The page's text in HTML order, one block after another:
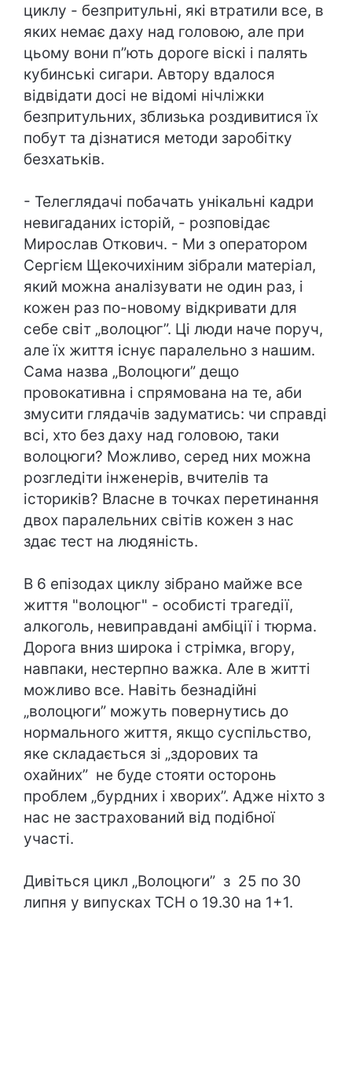
циклу - безпритульні, які втратили все, в
яких немає даху над головою, але при
цьому вони п”ють дороге віскі і палять
кубинські сигари. Автору вдалося
відвідати досі не відомі нічліжки
безпритульних, зблизька роздивитися їх
побут та дізнатися методи заробітку
безхатьків.
- Телеглядачі побачать унікальні кадри
невигаданих історій, - розповідає
Мирослав Откович. - Ми з оператором
Сергієм Щекочихіним зібрали матеріал,
який можна аналізувати не один раз, і
кожен раз по-новому відкривати для
себе світ „волоцюг”. Ці люди наче поруч,
але їх життя існує паралельно з нашим.
Сама назва „Волоцюги” дещо
провокативна і спрямована на те, аби
змусити глядачів задуматись: чи справді
всі, хто без даху над головою, таки
волоцюги? Можливо, серед них можна
розгледіти інженерів, вчителів та
істориків? Власне в точках перетинання
двох паралельних світів кожен з нас
здає тест на людяність.
В 6 епізодах циклу зібрано майже все
життя "волоцюг" - особисті трагедії,
алкоголь, невиправдані амбіції і тюрма.
Дорога вниз широка і стрімка, вгору,
навпаки, нестерпно важка. Але в житті
можливо все. Навіть безнадійні
„волоцюги” можуть повернутись до
нормального життя, якщо суспільство,
яке складається зі „здорових та
охайних” не буде стояти осторонь
проблем „бурдних і хворих”. Адже ніхто з
нас не застрахований від подібної
участі.
Дивіться цикл „Волоцюги” з 25 по 30
липня у випусках ТСН о 19.30 на 1+1.